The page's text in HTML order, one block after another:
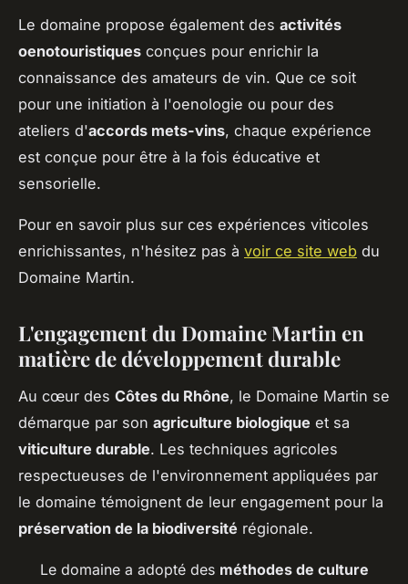
Le domaine propose également des activités
oenotouristiques conçues pour enrichir la
connaissance des amateurs de vin. Que ce soit
pour une initiation à l'oenologie ou pour des
ateliers d'accords mets-vins, chaque expérience
est conçue pour être à la fois éducative et
sensorielle.
Pour en savoir plus sur ces expériences viticoles
enrichissantes, n'hésitez pas à voir ce site web du
Domaine Martin.
L'engagement du Domaine Martin en
matière de développement durable
Au cœur des Côtes du Rhône, le Domaine Martin se
démarque par son agriculture biologique et sa
viticulture durable. Les techniques agricoles
respectueuses de l'environnement appliquées par
le domaine témoignent de leur engagement pour la
préservation de la biodiversité régionale.
Le domaine a adopté des méthodes de culture